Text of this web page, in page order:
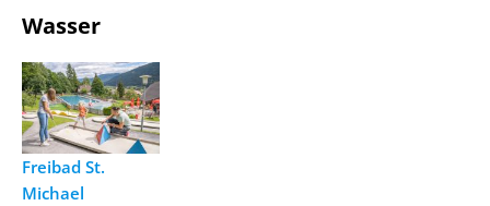
Wasser
Freibad St.
Michael